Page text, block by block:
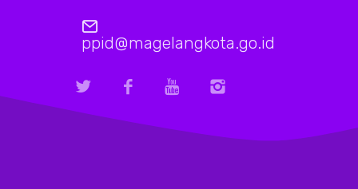
ppid@magelangkota.go.id